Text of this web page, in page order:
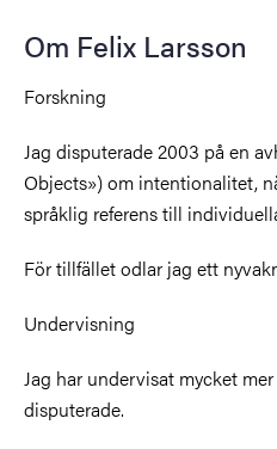
Om Felix Larsson
Forskning
Jag disputerade 2003 på en
Objects») om intentionalitet,
språklig referens till
För tillfället odlar jag ett
Undervisning
Jag har undervisat mycket
disputerade.